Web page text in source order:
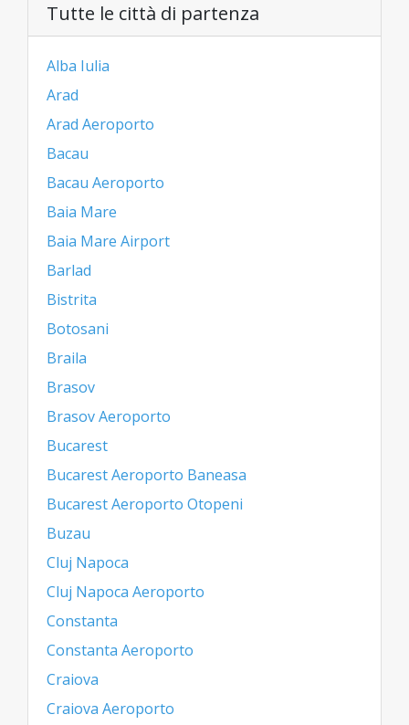
Tutte le città di partenza
Alba Iulia
Arad
Arad Aeroporto
Bacau
Bacau Aeroporto
Baia Mare
Baia Mare Airport
Barlad
Bistrita
Botosani
Braila
Brasov
Brasov Aeroporto
Bucarest
Bucarest Aeroporto Baneasa
Bucarest Aeroporto Otopeni
Buzau
Cluj Napoca
Cluj Napoca Aeroporto
Constanta
Constanta Aeroporto
Craiova
Craiova Aeroporto